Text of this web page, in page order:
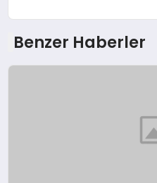
Benzer Haberler